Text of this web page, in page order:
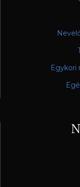
Egykori